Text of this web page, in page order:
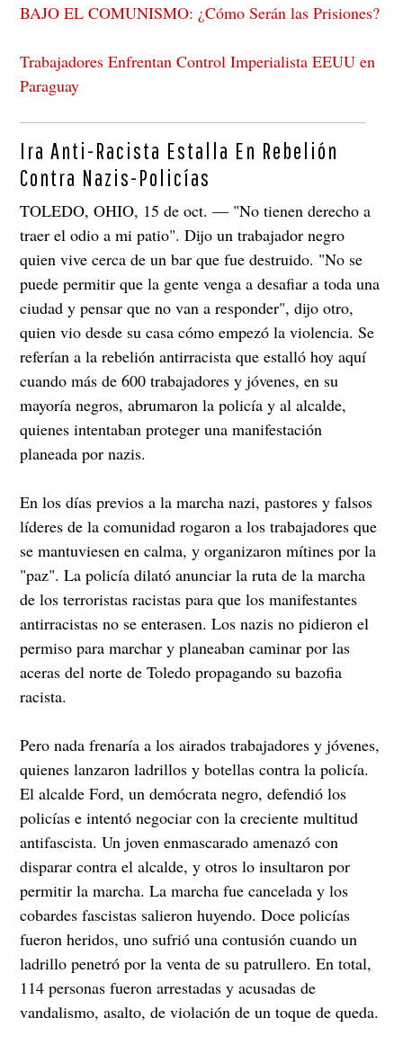
BAJO EL COMUNISMO: ¿Cómo Serán las Prisiones?
Trabajadores Enfrentan Control Imperialista EEUU en
Paraguay
Ira Anti-Racista Estalla En Rebelión
Contra Nazis-Policías
TOLEDO, OHIO, 15 de oct. — "No tienen derecho a
traer el odio a mi patio". Dijo un trabajador negro
quien vive cerca de un bar que fue destruido. "No se
puede permitir que la gente venga a desafiar a toda una
ciudad y pensar que no van a responder", dijo otro,
quien vio desde su casa cómo empezó la violencia. Se
referían a la rebelión antirracista que estalló hoy aquí
cuando más de 600 trabajadores y jóvenes, en su
mayoría negros, abrumaron la policía y al alcalde,
quienes intentaban proteger una manifestación
planeada por nazis.
En los días previos a la marcha nazi, pastores y falsos
líderes de la comunidad rogaron a los trabajadores que
se mantuviesen en calma, y organizaron mítines por la
"paz". La policía dilató anunciar la ruta de la marcha
de los terroristas racistas para que los manifestantes
antirracistas no se enterasen. Los nazis no pidieron el
permiso para marchar y planeaban caminar por las
aceras del norte de Toledo propagando su bazofia
racista.
Pero nada frenaría a los airados trabajadores y jóvenes,
quienes lanzaron ladrillos y botellas contra la policía.
El alcalde Ford, un demócrata negro, defendió los
policías e intentó negociar con la creciente multitud
antifascista. Un joven enmascarado amenazó con
disparar contra el alcalde, y otros lo insultaron por
permitir la marcha. La marcha fue cancelada y los
cobardes fascistas salieron huyendo. Doce policías
fueron heridos, uno sufrió una contusión cuando un
ladrillo penetró por la venta de su patrullero. En total,
114 personas fueron arrestadas y acusadas de
vandalismo, asalto, de violación de un toque de queda.